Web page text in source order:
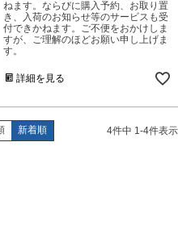
ねます。ならびに購入予約、お取り置
き、入荷のお知らせ等のサービスも受
付できかねます。ご不便をおかけしま
すが、ご理解のほどお願い申し上げま
す。
詳細を見る
新着順 4件中 1-4件表示